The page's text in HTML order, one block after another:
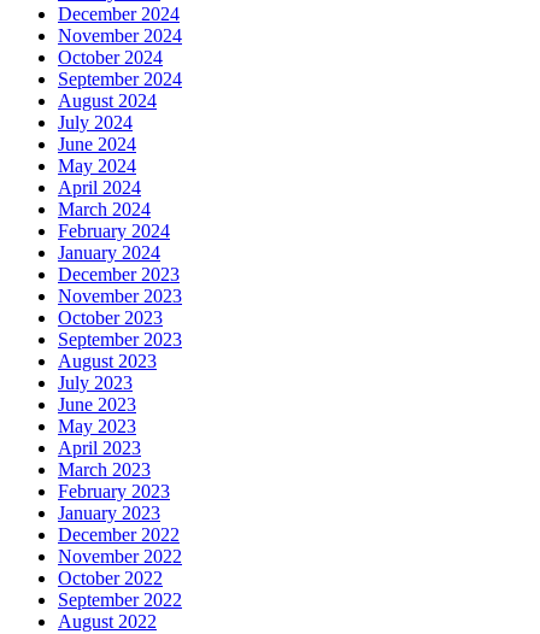
December 2024
November 2024
October 2024
September 2024
August 2024
July 2024
June 2024
May 2024
April 2024
March 2024
February 2024
January 2024
December 2023
November 2023
October 2023
September 2023
August 2023
July 2023
June 2023
May 2023
April 2023
March 2023
February 2023
January 2023
December 2022
November 2022
October 2022
September 2022
August 2022